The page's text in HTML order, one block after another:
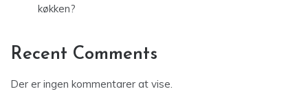
køkken?
Recent Comments
Der er ingen kommentarer at vise.